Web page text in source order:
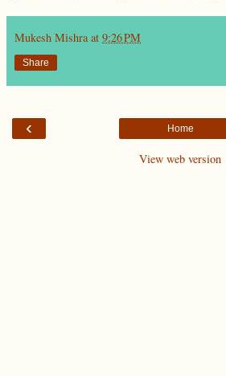
Mukesh Mishra at 9:26 PM
Share
‹ Home
View web version